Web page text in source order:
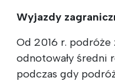
Wyjazdy
Od 2016 r.
odnotowały średni
podczas gdy